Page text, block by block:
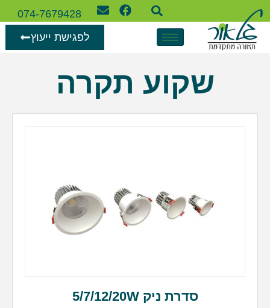
074-7679428
לפגישת ייעוץ
שקוע תקרה
סדרת ניק 5/7/12/20W